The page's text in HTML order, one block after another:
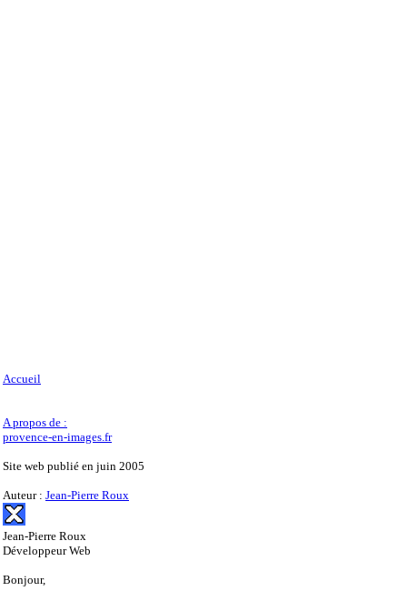
Accueil
A propos de :
provence-en-images.fr
Site web publié en juin 2005
Auteur : Jean-Pierre Roux
Jean-Pierre Roux
Développeur Web
Bonjour,